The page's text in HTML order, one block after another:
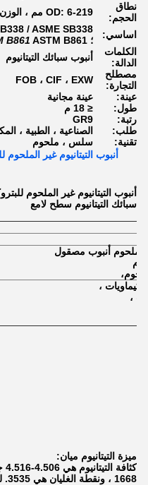
نطاق
الحجم:
OD: 6-219 مم ، الوزن: 0.5-22 مم
اساسي:
/ ASME SB338
؛
B861 ASTM B861
الكلمات
الدالة:
أنبوب سبائك التيتانيوم
مصطلح
التجارة:
FOB ، CIF ، EXW
عينة:
عينة مجانية
طول:
≤ 18 م
رتبة:
GR9
طلب:
الصناعية ، الطبية ،
تقنية:
سلس ، ملحوم
سبائك التيتانيوم سطح لامع
ميزة التيتانيوم ميان: